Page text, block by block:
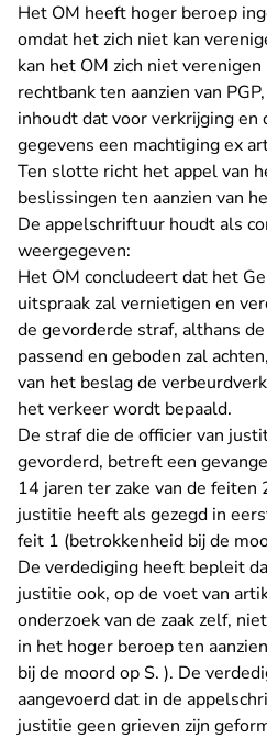
Het OM heeft hoger beroep
omdat het zich niet kan
kan het OM zich niet
rechtbank ten aanzien van
inhoudt dat voor verkrijging en
gegevens een machtiging ex
Ten slotte richt het appel van
beslissingen ten aanzien van
De appelschriftuur houdt als
weergegeven:
Het OM concludeert dat het
uitspraak zal vernietigen en
de gevorderde straf, althans
passend en geboden zal
van het beslag de
het verkeer wordt bepaald.
De straf die de officier van
gevorderd, betreft een
14 jaren ter zake van de feiten
justitie heeft als gezegd in
feit 1 (betrokkenheid bij de
De verdediging heeft bepleit
justitie ook, op de voet van
onderzoek van de zaak zelf,
in het hoger beroep ten
bij de moord op S. ). De
aangevoerd dat in de
justitie geen grieven zijn